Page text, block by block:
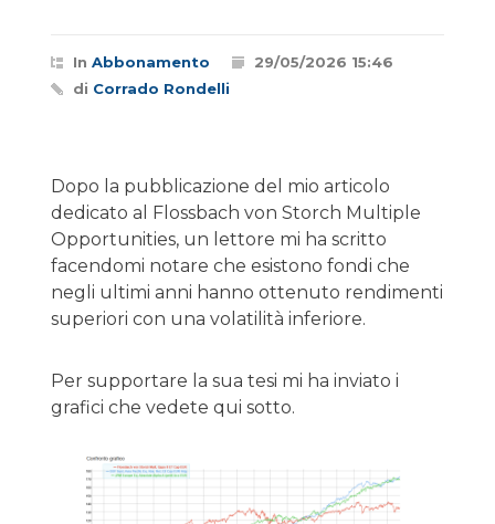
In Abbonamento
29/05/2026 15:46
di Corrado Rondelli
Dopo la pubblicazione del mio articolo
dedicato al Flossbach von Storch Multiple
Opportunities, un lettore mi ha scritto
facendomi notare che esistono fondi che
negli ultimi anni hanno ottenuto rendimenti
superiori con una volatilità inferiore.
Per supportare la sua tesi mi ha inviato i
grafici che vedete qui sotto.